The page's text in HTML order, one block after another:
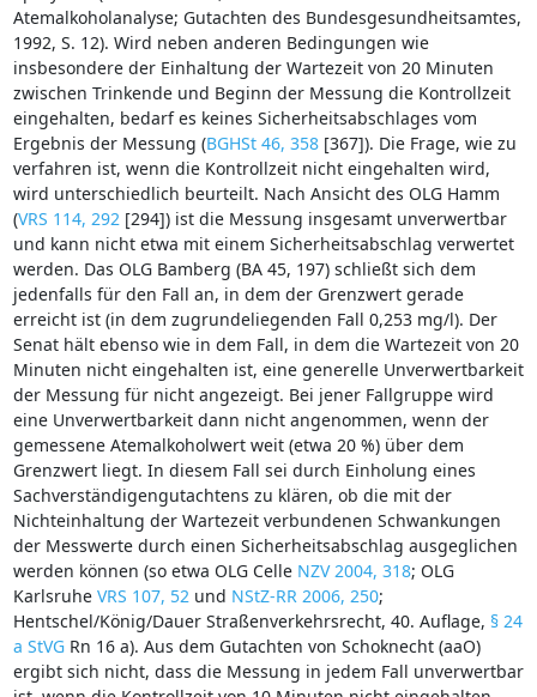
Atemalkoholanalyse; Gutachten des Bundesgesundheitsamtes,
1992, S. 12). Wird neben anderen Bedingungen wie
insbesondere der Einhaltung der Wartezeit von 20 Minuten
zwischen Trinkende und Beginn der Messung die Kontrollzeit
eingehalten, bedarf es keines Sicherheitsabschlages vom
Ergebnis der Messung (BGHSt 46, 358[367]). Die Frage, wie zu
verfahren ist, wenn die Kontrollzeit nicht eingehalten wird,
wird unterschiedlich beurteilt. Nach Ansicht des OLG Hamm
(VRS 114, 292 [294]) ist die Messung insgesamt unverwertbar
und kann nicht etwa mit einem Sicherheitsabschlag verwertet
werden. Das OLG Bamberg (BA 45, 197) schließt sich dem
jedenfalls für den Fall an, in dem der Grenzwert gerade
erreicht ist (in dem zugrundeliegenden Fall 0,253 mg/l). Der
Senat hält ebenso wie in dem Fall, in dem die Wartezeit von 20
Minuten nicht eingehalten ist, eine generelle Unverwertbarkeit
der Messung für nicht angezeigt. Bei jener Fallgruppe wird
eine Unverwertbarkeit dann nicht angenommen, wenn der
gemessene Atemalkoholwert weit (etwa 20 %) über dem
Grenzwert liegt. In diesem Fall sei durch Einholung eines
Sachverständigengutachtens zu klären, ob die mit der
Nichteinhaltung der Wartezeit verbundenen Schwankungen
der Messwerte durch einen Sicherheitsabschlag ausgeglichen
werden können (so etwa OLG Celle NZV 2004, 318; OLG
Karlsruhe VRS 107, 52 und NStZ-RR 2006, 250;
Hentschel/König/Dauer Straßenverkehrsrecht, 40. Auflage, § 24
a StVGRn 16 a). Aus dem Gutachten von Schoknecht (aaO)
ergibt sich nicht, dass die Messung in jedem Fall unverwertbar